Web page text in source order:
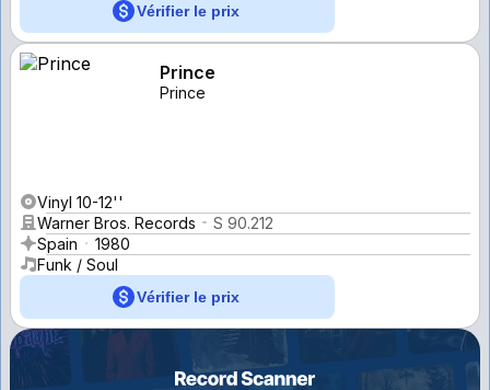
Vérifier le prix
Prince
Prince
Vinyl 10-12''
Warner Bros. Records
S 90.212
Spain
1980
Funk / Soul
Vérifier le prix